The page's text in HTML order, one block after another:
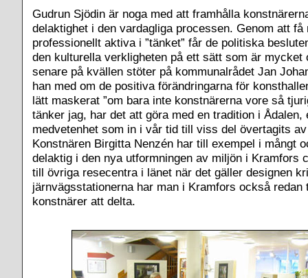
Gudrun Sjödin är noga med att framhålla
delaktighet i den vardagliga processen. Genom att få
professionellt aktiva i ”tänket” får de politiska
den kulturella verkligheten på ett sätt som är mycket
senare på kvällen stöter på kommunalrådet Jan
han med om de positiva förändringarna för
lätt maskerat ”om bara inte konstnärerna vore så
tänker jag, har det att göra med en tradition i Ådalen,
medvetenhet som in i vår tid till viss del övertagits
Konstnären Birgitta Nenzén har till exempel i mångt
delaktig i den nya utformningen av miljön i Kramfors
till övriga resecentra i länet när det gäller designen
järnvägsstationerna har man i Kramfors också redan
konstnärer att delta.